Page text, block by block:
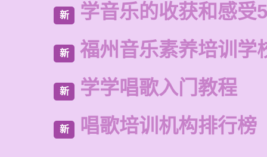
新 学音乐的收获和感受
新 福州音乐素养培训学
新 学学唱歌入门教程
新 唱歌培训机构排行榜